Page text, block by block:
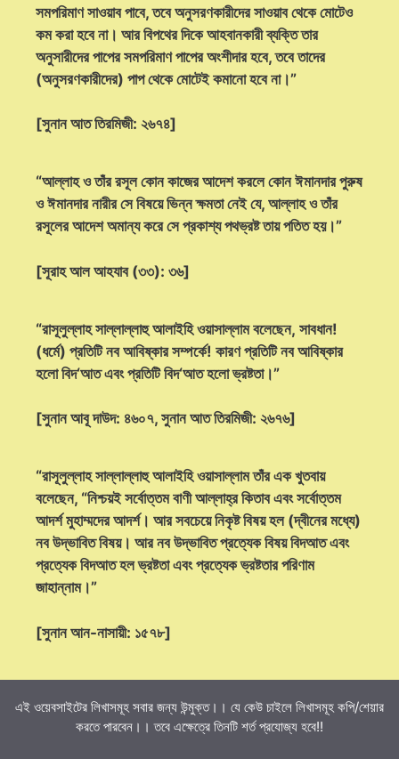
সমপরিমাণ সাওয়াব পাবে, তবে অনুসরণকারীদের সাওয়াব থেকে মোটেও
কম করা হবে না। আর বিপথের দিকে আহবানকারী ব্যক্তি তার
অনুসারীদের পাপের সমপরিমাণ পাপের অংশীদার হবে, তবে তাদের
(অনুসরণকারীদের) পাপ থেকে মোটেই কমানো হবে না।”
[সুনান আত তিরমিজী: ২৬৭৪]
“আল্লাহ ও তাঁর রসূল কোন কাজের আদেশ করলে কোন ঈমানদার পুরুষ
ও ঈমানদার নারীর সে বিষয়ে ভিন্ন ক্ষমতা নেই যে, আল্লাহ ও তাঁর
রসূলের আদেশ অমান্য করে সে প্রকাশ্য পথভ্রষ্ট তায় পতিত হয়।”
[সূরাহ আল আহযাব (৩৩): ৩৬]
“রাসূলুল্লাহ সাল্লাল্লাহু আলাইহি ওয়াসাল্লাম বলেছেন, সাবধান!
(ধর্মে) প্রতিটি নব আবিষ্কার সম্পর্কে! কারণ প্রতিটি নব আবিষ্কার
হলো বিদ‘আত এবং প্রতিটি বিদ‘আত হলো ভ্রষ্টতা।”
[সুনান আবূ দাউদ: ৪৬০৭, সুনান আত তিরমিজী: ২৬৭৬]
“রাসূলুল্লাহ সাল্লাল্লাহু আলাইহি ওয়াসাল্লাম তাঁর এক খুতবায়
বলেছেন, “নিশ্চয়ই সর্বোত্তম বাণী আল্লাহ্‌র কিতাব এবং সর্বোত্তম
আদর্শ মুহাম্মদের আদর্শ। আর সবচেয়ে নিকৃষ্ট বিষয় হল (দ্বীনের মধ্যে)
নব উদ্ভাবিত বিষয়। আর নব উদ্ভাবিত প্রত্যেক বিষয় বিদআত এবং
প্রত্যেক বিদআত হল ভ্রষ্টতা এবং প্রত্যেক ভ্রষ্টতার পরিণাম
জাহান্নাম।”
[সুনান আন-নাসায়ী: ১৫৭৮]
এই ওয়েবসাইটের লিখাসমূহ সবার জন্য উন্মুক্ত।। যে কেউ চাইলে লিখাসমূহ কপি/শেয়ার
করতে পারবেন।। তবে এক্ষেত্রে তিনটি শর্ত প্রযোজ্য হবে!!